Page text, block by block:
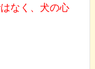
なく、犬の心